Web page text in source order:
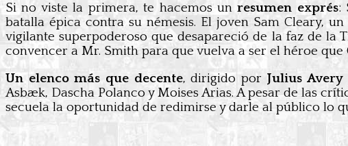
Si no viste la primera, te hacemos unresumen exprés:
batalla épica contra su némesis. El joven Sam Cleary,
vigilante superpoderoso que desapareció de la faz de la
convencer a Mr. Smith para que vuelva a ser el héroe que
Un elenco más que decente, dirigido por Julius Avery
Asbæk, Dascha Polanco y Moises Arias. A pesar de las
secuela la oportunidad de redimirse y darle al público lo